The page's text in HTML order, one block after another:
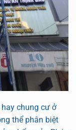
chung cư ở
thể phân biệt